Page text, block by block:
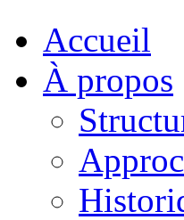
Accueil
À propos